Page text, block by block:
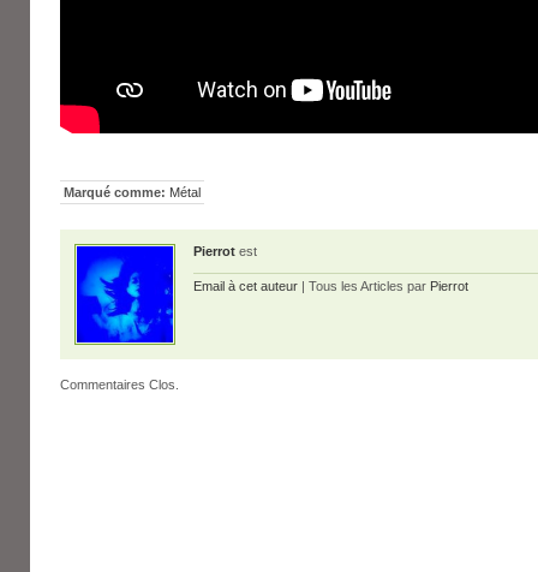
Marqué comme: Métal
Pierrot est
Email à cet auteur | Tous les Articles par Pierrot
Commentaires Clos.